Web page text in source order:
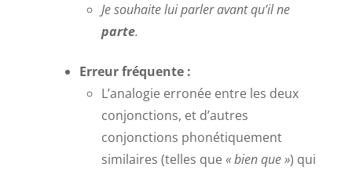
Je souhaite lui parler avant qu’il ne
parte.
Erreur fréquente :
L’analogie erronée entre les deux
conjonctions, et d’autres
conjonctions phonétiquement
similaires (telles que« bien que ») qui